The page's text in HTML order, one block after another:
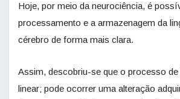
Hoje, por meio da neurociência, é
processamento e a armazenagem da
cérebro de forma mais clara.
Assim, descobriu-se que o processo de
linear; pode ocorrer uma alteração